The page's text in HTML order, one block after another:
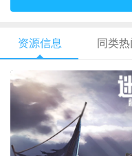
资源信息 同类热